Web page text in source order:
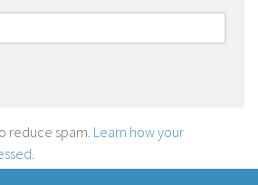
reduce spam. Learn how your